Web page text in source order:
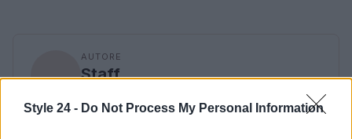
Style 24 - Do Not Process My Personal Information
AUTORE
Staff